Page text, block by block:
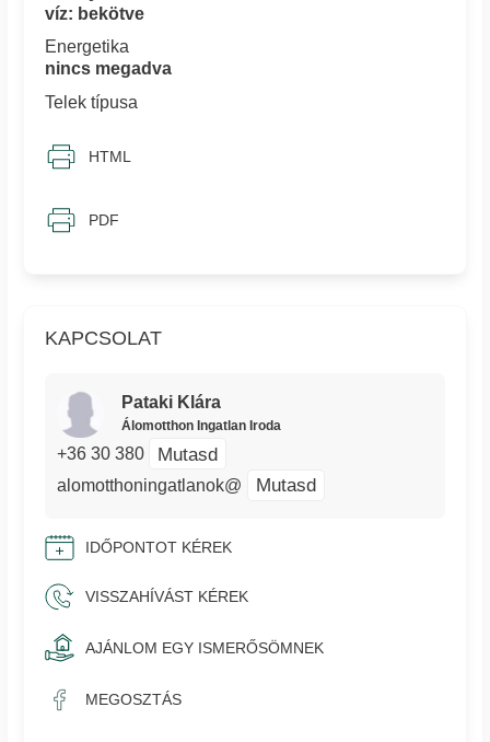
KAPCSOLAT
Pataki Klára
Álomotthon Ingatlan Iroda
+36 30 380 Mutasd
alomotthoningatlanok@ Mutasd
IDŐPONTOT KÉREK
VISSZAHÍVÁST KÉREK
AJÁNLOM EGY ISMERŐSÖMNEK
MEGOSZTÁS
víz: bekötve
Energetika
nincs megadva
Telek típusa
HTML
PDF